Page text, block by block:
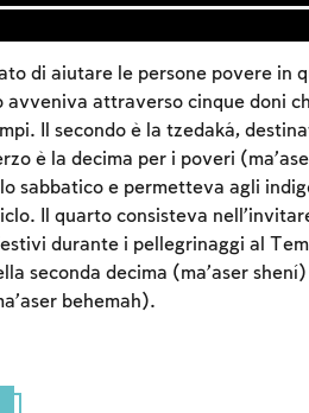
di aiutare le persone povere in
avveniva attraverso cinque doni
Il secondo è la tzedaká,
è la decima per i poveri
sabbatico e permetteva agli
Il quarto consisteva
durante i pellegrinaggi al
seconda decima (ma’aser
behemah).
Account required
To mark concepts as learned, you'll